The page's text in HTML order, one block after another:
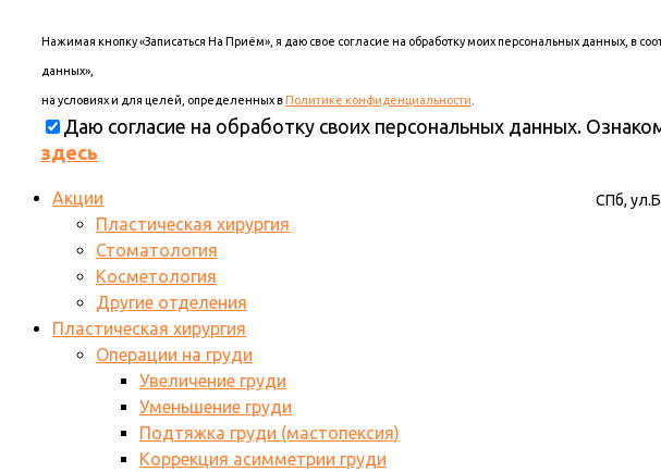
Нажимая кнопку «Записаться На Приём», я даю свое согласие на обработку моих персональных данных, в
данных»,
на условиях и для целей, определенных в Политике конфиденциальности
Даю согласие на обработку своих персональных данных.
здесь
СПб,
Акции
Пластическая хирургия
Стоматология
Косметология
Другие отделения
Пластическая хирургия
Операции на груди
Увеличение груди
Уменьшение груди
Подтяжка груди (мастопексия)
Коррекция асимметрии груди